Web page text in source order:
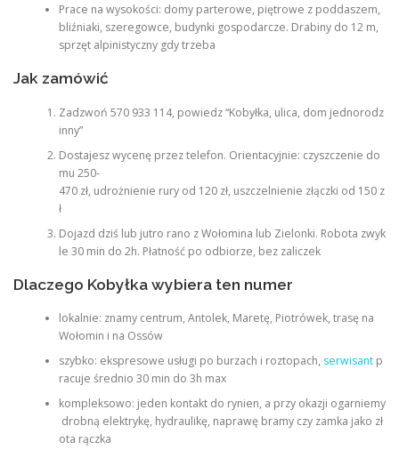
Prace na wysokości: domy parterowe, piętrowe z poddaszem,
bliźniaki, szeregowce, budynki gospodarcze. Drabiny do 12 m,
sprzęt alpinistyczny gdy trzeba
Jak zamówić
Zadzwoń 570 933 114, powiedz “Kobyłka, ulica, dom jednorodz
inny”
Dostajesz wycenę przez telefon. Orientacyjnie: czyszczenie do
mu 250-
470 zł, udrożnienie rury od 120 zł, uszczelnienie złączki od 150 z
ł
Dojazd dziś lub jutro rano z Wołomina lub Zielonki. Robota zwyk
le 30 min do 2h. Płatność po odbiorze, bez zaliczek
Dlaczego Kobyłka wybiera ten numer
lokalnie: znamy centrum, Antolek, Maretę, Piotrówek, trasę na
Wołomin i na Ossów
szybko: ekspresowe usługi po burzach i roztopach, serwisantp
racuje średnio 30 min do 3h max
kompleksowo: jeden kontakt do rynien, a przy okazji ogarniemy
drobną elektrykę, hydraulikę, naprawę bramy czy zamka jako zł
ota rączka